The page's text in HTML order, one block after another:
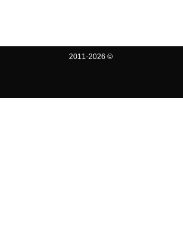
2011-2026 ©